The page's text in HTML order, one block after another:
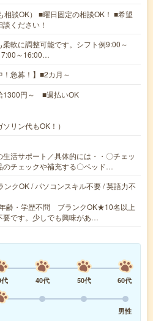
相談OK） ■曜日固定の相談OK！ ■希望
ください！
柔軟に調整可能です。シフト例9:00～
7:00～16:00…
！急募！】■2カ月～
1300円～ ■週払いOK
リン代もOK！）
活サポート／具体的には・・〇チェッ
のチェックや補充する〇ベッド…
ンクOK / パソコンスキル不要 / 英語力不
齢・学歴不問 ブランクOK★10名以上
要です。少しでも興味があ…
40代 50代
60代
男性